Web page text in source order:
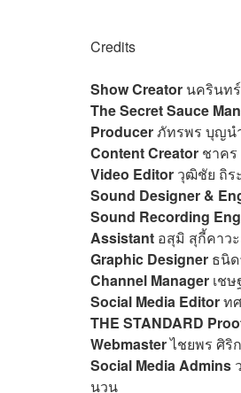
Credits
Show Creator นครินท
The Secret Sauce
Producerภัทรพร บุญน
Content Creator ชาค
Video Editor วุฒิชัย ถิ
Sound Designer &
Sound Recording
Assistant อสุมิ สุกี้คาวะ
Graphic Designer ธนิ
Channel Manager เช
Social Media Editorท
THE STANDARD
Webmasterไชยพร ศิริ
Social Media Admins
นวน